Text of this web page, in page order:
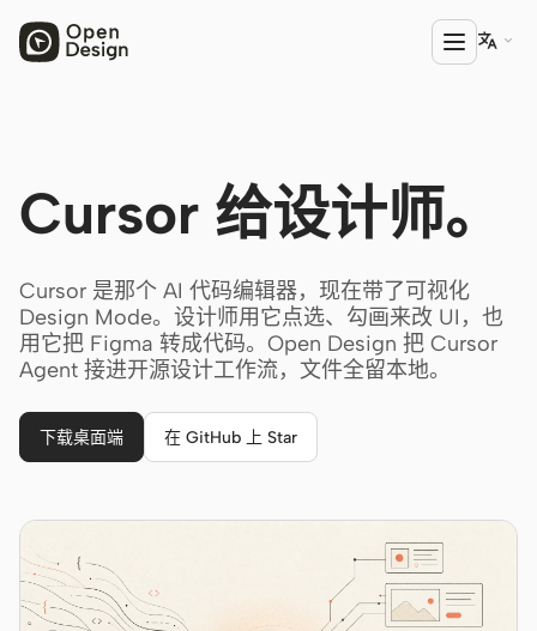
Open Design
HTML Video
Codex Slides
AGENT
Claude Code

Cursor 给设计师。
Cursor 是那个 AI 代码编辑器，现在带了可视化
Design Mode。设计师用它点选、勾画来改 UI，也
用它把 Figma 转成代码。Open Design 把 Cursor
Agent 接进开源设计工作流，文件全留本地。
下载桌面端 在 GitHub 上 Star